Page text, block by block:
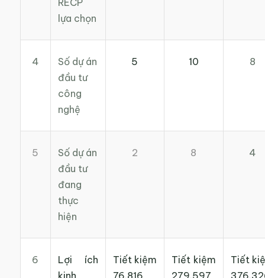
lựa chọn
4
Số dự án
đầu tư
công
nghệ
5 10 8
5
Số dự án
đầu tư
đang
thực
hiện
2 8 4
6
Lợi ích
Tiết kiệm
Tiết kiệm
Tiết
Theo đánh giá của VNCPC, hiện nay, tổn thất